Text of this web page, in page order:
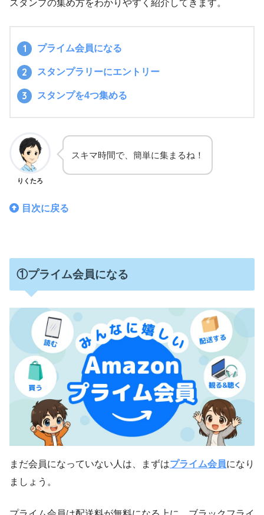
スタンプの集め方をわかりやすく紹介してきます。
プライム会員になる
スタンプラリーにエントリー
スタンプを4つ集める
りくたろ
スキマ時間で、簡単に集まるね！
目次に戻る
①プライム会員になる
まだ会員になっていない人は、まずはプライム会員になり
ましょう。